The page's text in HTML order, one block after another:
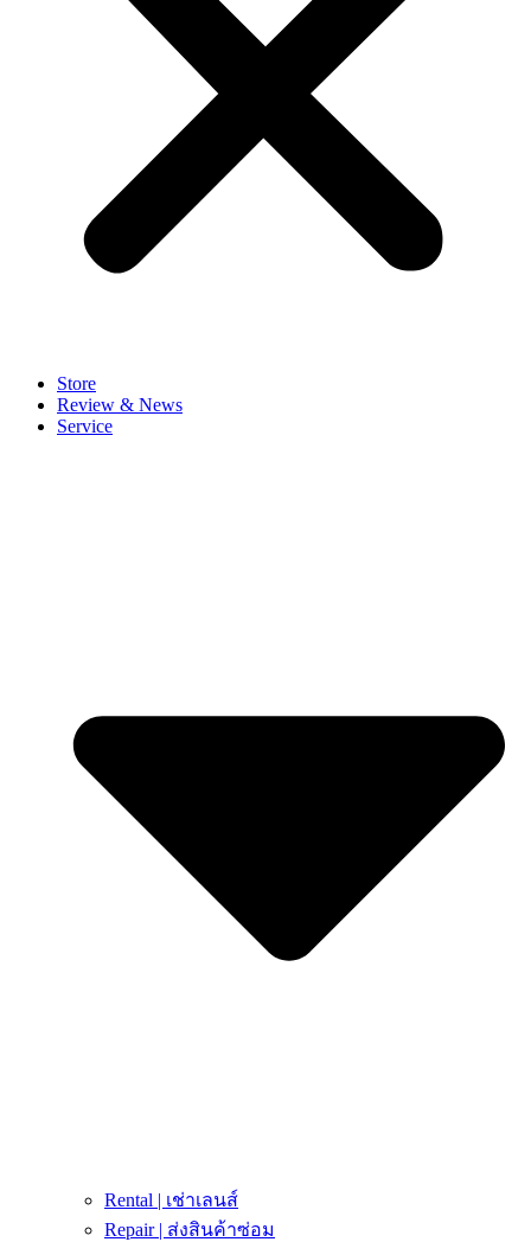
Store
Review & News
Service
Rental | เช่าเลนส์
Repair | ส่งสินค้าซ่อม